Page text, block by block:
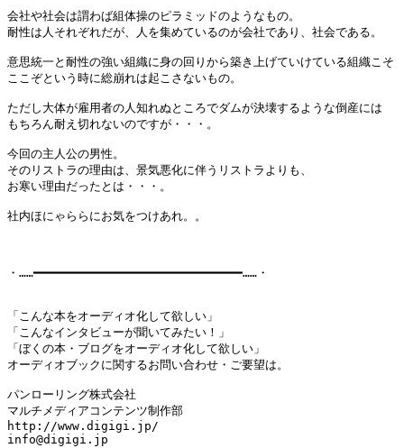
会社や社会は謂わば組体操のピラミッドのようなもの。
耐性は人それぞれだが、人を集めているのが会社であり、社会である。
意思統一と耐性の強い組織に身の回りから築き上げていけている組織こそ
ここぞという時に総崩れは起こさないもの。
ただし大体が雇用者の人知れぬところでダムが決壊するような倒産には
もちろん耐え切れないのですが・・・。
今回の主人公の男性。
そのリストラの理由は、景気悪化に伴うリストラよりも、
お寒い理由だったとは・・・。
社内ほにゃららにお気をつけあれ。。
・……━━━━━━━━━━━━━━━━━━━━━━━━━━━━━……・
「こんな本をオーディオ化して欲しい」
「こんなインタビューが聞いてみたい！」
「ぼくの本・ブログをオーディオ化して欲しい」
オーディオブックに関するお問い合わせ・ご要望は。
パンローリング株式会社
マルチメディアコンテンツ制作部
http://www.digigi.jp/
info@digigi.jp